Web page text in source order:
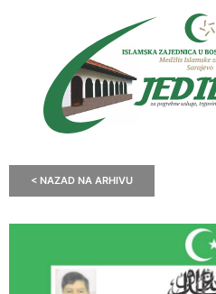
< NAZAD NA ARHIVU